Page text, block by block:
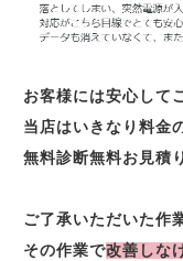
お客様には安心して
当店はいきなり料金
無料診断無料お見積
ご了承いただいた作
その作業で改善しな